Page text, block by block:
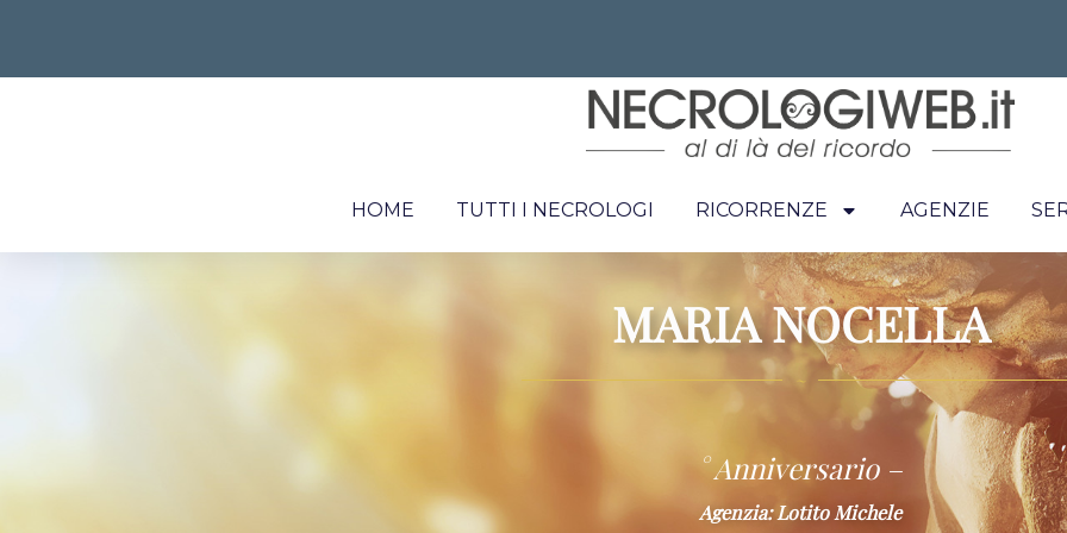
HOME TUTTI I NECROLOGI RICORRENZE AGENZIE
MARIA NOCELLA
~
° Anniversario –
Agenzia: Lotito Michele